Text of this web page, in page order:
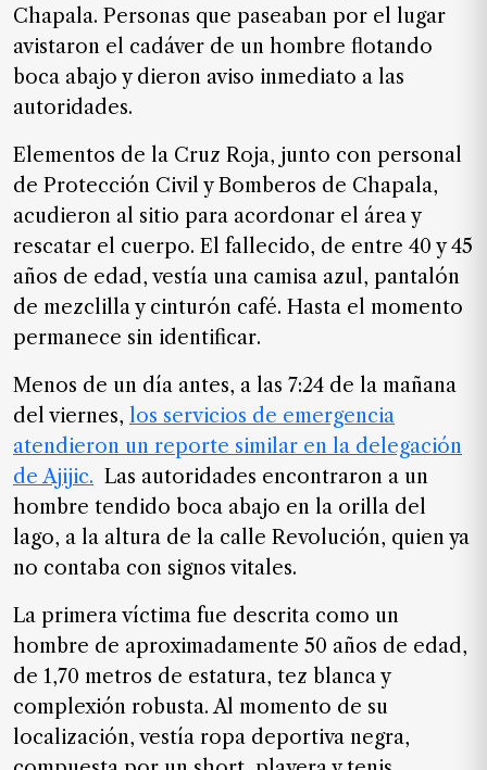
Contáctanos
Anúnciate
con
nosotros
Videos
Hemeroteca
de
Chapala. Personas que paseaban por el lugar
avistaron el cadáver de un hombre flotando
boca abajo y dieron aviso inmediato a las
autoridades.
Elementos de la Cruz Roja, junto con personal
de Protección Civil y Bomberos de Chapala,
acudieron al sitio para acordonar el área y
rescatar el cuerpo. El fallecido, de entre 40 y 45
años de edad, vestía una camisa azul, pantalón
de mezclilla y cinturón café. Hasta el momento
permanece sin identificar.
Menos de un día antes, a las 7:24 de la mañana
del viernes, los servicios de emergencia
atendieron un reporte similar en la delegación
de Ajijic. Las autoridades encontraron a un
hombre tendido boca abajo en la orilla del
lago, a la altura de la calle Revolución, quien ya
no contaba con signos vitales.
La primera víctima fue descrita como un
hombre de aproximadamente 50 años de edad,
de 1,70 metros de estatura, tez blanca y
complexión robusta. Al momento de su
localización, vestía ropa deportiva negra,